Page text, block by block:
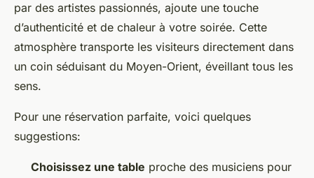
par des artistes passionnés, ajoute une touche
d’authenticité et de chaleur à votre soirée. Cette
atmosphère transporte les visiteurs directement dans
un coin séduisant du Moyen-Orient, éveillant tous les
sens.
Pour une réservation parfaite, voici quelques
suggestions:
Choisissez une table proche des musiciens pour